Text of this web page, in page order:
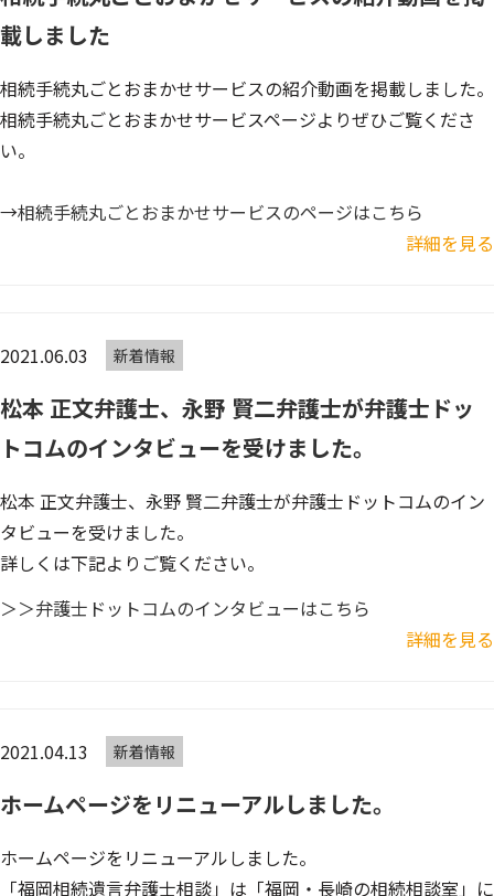
載しました
相続手続丸ごとおまかせサービスの紹介動画を掲載しました。
相続手続丸ごとおまかせサービスページよりぜひご覧くださ
い。
→相続手続丸ごとおまかせサービスのページはこちら
詳細を見る
2021.06.03 新着情報
松本 正文弁護士、永野 賢二弁護士が弁護士ドッ
トコムのインタビューを受けました。
松本 正文弁護士、永野 賢二弁護士が弁護士ドットコムのイン
タビューを受けました。
詳しくは下記よりご覧ください。
＞＞弁護士ドットコムのインタビューはこちら
詳細を見る
2021.04.13 新着情報
ホームページをリニューアルしました。
ホームページをリニューアルしました。
「福岡相続遺言弁護士相談」は「福岡・長崎の相続相談室」に